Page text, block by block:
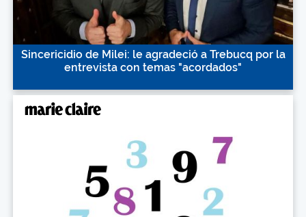
Sincericidio de Milei: le agradeció a Trebucq por la
entrevista con temas "acordados"